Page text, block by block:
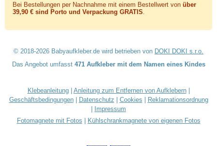
Bei Bestellungen per Nachnahme mit einem Bestellwert von über
39,90 € sind Porto und Verpackung GRATIS
© 2018-2026 Babyaufkleber.de wird betrieben von DOKI DOKI s.r.o.
Das Angebot umfasst 471 Aufkleber mit dem Namen eines Kindes
Klebeanleitung| Anleitung zum Entfernen von Aufklebern|
Geschäftsbedingungen| Datenschutz Cookies
Reklamationsordnung
Impressum
Fotomagnete mit Fotos
Kühlschrankmagnete von eigenen Fotos